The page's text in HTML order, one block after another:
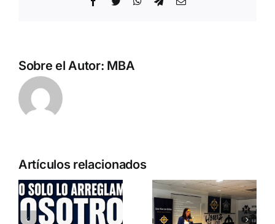
Sobre el Autor: MBA
Artículos relacionados
Entrevista a
Jennifer
Crónica